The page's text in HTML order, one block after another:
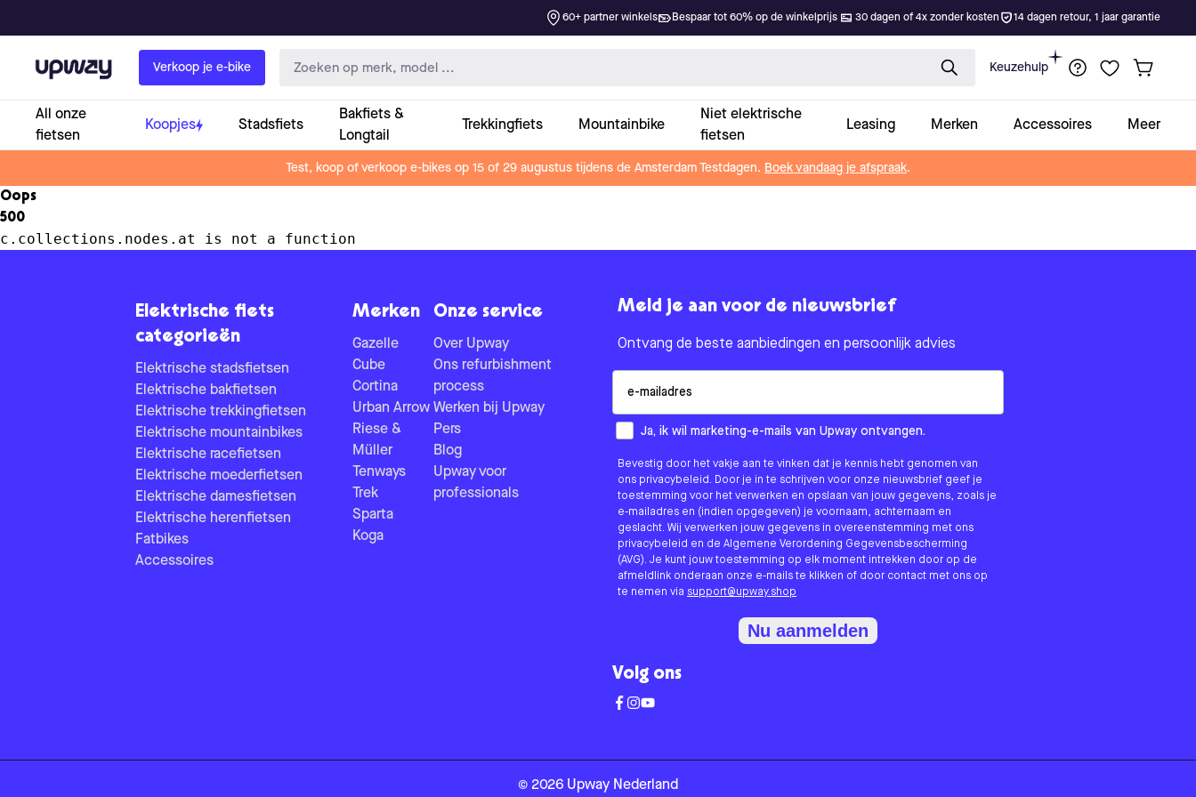
60+ partner winkels Bespaar tot 60% op de winkelprijs 30 dagen of 4x zonder kosten 14 dagen retour, 1 jaar garantie
Upway Verkoop je e-bike Keuzehulp
All onze
fietsen
Koopjes Stadsfiets
Bakfiets &
Longtail
Trekkingfiets Mountainbike
Niet elektrische
fietsen
Leasing Merken Accessoires Meer
Test, koop of verkoop e-bikes op 15 of 29 augustus tijdens de Amsterdam Testdagen. Boek vandaag je afspraak.
Oops
500
c.collections.nodes.at is not a function
Elektrische fiets
categorieën
Elektrische stadsfietsen
Elektrische bakfietsen
Elektrische trekkingfietsen
Elektrische mountainbikes
Elektrische racefietsen
Elektrische moederfietsen
Elektrische damesfietsen
Elektrische herenfietsen
Fatbikes
Accessoires
Merken
Gazelle
Cube
Cortina
Urban Arrow
Riese &
Müller
Tenways
Trek
Sparta
Koga
Onze service
Over Upway
Ons refurbishment
process
Werken bij Upway
Pers
Blog
Upway voor
professionals
Meld je aan voor de nieuwsbrief
Ontvang de beste aanbiedingen en persoonlijk advies
How would you like to hear from us?
Ja, ik wil marketing-e-mails van Upway ontvangen.
Bevestig door het vakje aan te vinken dat je kennis hebt genomen van
ons privacybeleid. Door je in te schrijven voor onze nieuwsbrief geef je
toestemming voor het verwerken en opslaan van jouw gegevens, zoals je
e-mailadres en (indien opgegeven) je voornaam, achternaam en
geslacht. Wij verwerken jouw gegevens in overeenstemming met ons
privacybeleid en de Algemene Verordening Gegevensbescherming
(AVG). Je kunt jouw toestemming op elk moment intrekken door op de
afmeldlink onderaan onze e-mails te klikken of door contact met ons op
te nemen via support@upway.shop
Nu aanmelden
Volg ons
© 2026 Upway Nederland